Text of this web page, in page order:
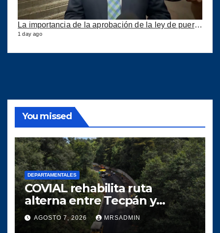
La importancia de la aprobación de la ley de puertos
1 day ago
You missed
DEPARTAMENTALES
COVIAL rehabilita ruta
alterna entre Tecpán y
Quiché para optimizar la
circulación vial
AGOSTO 7, 2026 MRSADMIN